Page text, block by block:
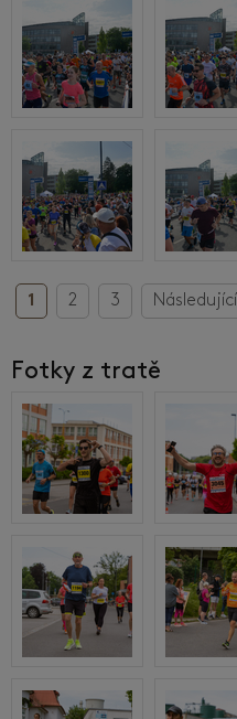
1 2 3 Následující
Fotky z tratě